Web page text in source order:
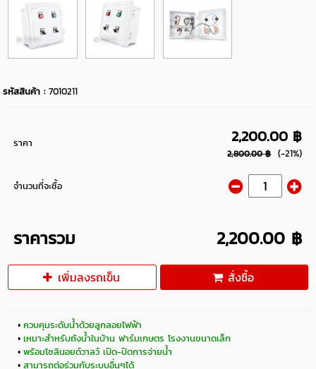
รหัสสินค้า :7010211
ราคา 2,200.00 ฿
2,800.00 ฿ (-21%)
จำนวนที่จะซื้อ
ราคารวม 2,200.00 ฿
เพิ่มลงรถเข็น สั่งซื้อ
ควบคุมระดับน้ำด้วยลูกลอยไฟฟ้า
เหมาะสำหรับถังน้ำในบ้าน ฟาร์มเกษตร โรงงานขนาดเล็ก
พร้อมโซลินอยด์วาลว์ เปิด-ปิดการจ่ายน้ำ
สามารถต่อร่วมกับระบบอื่นๆได้